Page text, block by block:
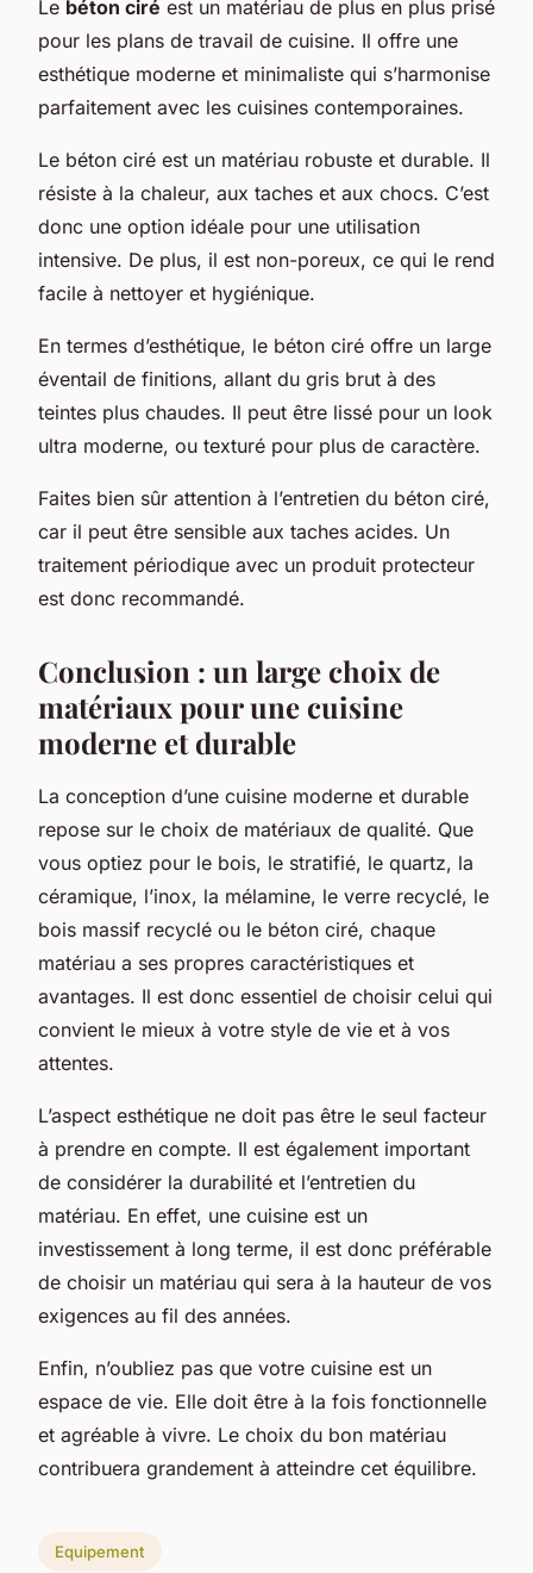
Le béton ciré est un matériau de plus en plus prisé
pour les plans de travail de cuisine. Il offre une
esthétique moderne et minimaliste qui s’harmonise
parfaitement avec les cuisines contemporaines.
Le béton ciré est un matériau robuste et durable. Il
résiste à la chaleur, aux taches et aux chocs. C’est
donc une option idéale pour une utilisation
intensive. De plus, il est non-poreux, ce qui le rend
facile à nettoyer et hygiénique.
En termes d’esthétique, le béton ciré offre un large
éventail de finitions, allant du gris brut à des
teintes plus chaudes. Il peut être lissé pour un look
ultra moderne, ou texturé pour plus de caractère.
Faites bien sûr attention à l’entretien du béton ciré,
car il peut être sensible aux taches acides. Un
traitement périodique avec un produit protecteur
est donc recommandé.
Conclusion : un large choix de
matériaux pour une cuisine
moderne et durable
La conception d’une cuisine moderne et durable
repose sur le choix de matériaux de qualité. Que
vous optiez pour le bois, le stratifié, le quartz, la
céramique, l’inox, la mélamine, le verre recyclé, le
bois massif recyclé ou le béton ciré, chaque
matériau a ses propres caractéristiques et
avantages. Il est donc essentiel de choisir celui qui
convient le mieux à votre style de vie et à vos
attentes.
L’aspect esthétique ne doit pas être le seul facteur
à prendre en compte. Il est également important
de considérer la durabilité et l’entretien du
matériau. En effet, une cuisine est un
investissement à long terme, il est donc préférable
de choisir un matériau qui sera à la hauteur de vos
exigences au fil des années.
Enfin, n’oubliez pas que votre cuisine est un
espace de vie. Elle doit être à la fois fonctionnelle
et agréable à vivre. Le choix du bon matériau
contribuera grandement à atteindre cet équilibre.
Equipement